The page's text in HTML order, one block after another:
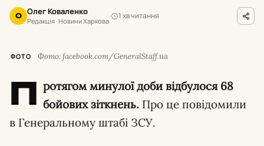
О Олег Коваленко
Редакція · Новини Харкова
1 хв читання
ФОТО Фото: facebook.com/GeneralStaff.ua
П ротягом минулої доби відбулося 68
бойових зіткнень. Про це повідомили
в Генеральному штабі ЗСУ.